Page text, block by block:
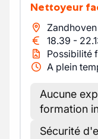
Nettoyeur
Zandhoven
18.39 -
Possibilité
A plein
Aucune
formation
Sécurité